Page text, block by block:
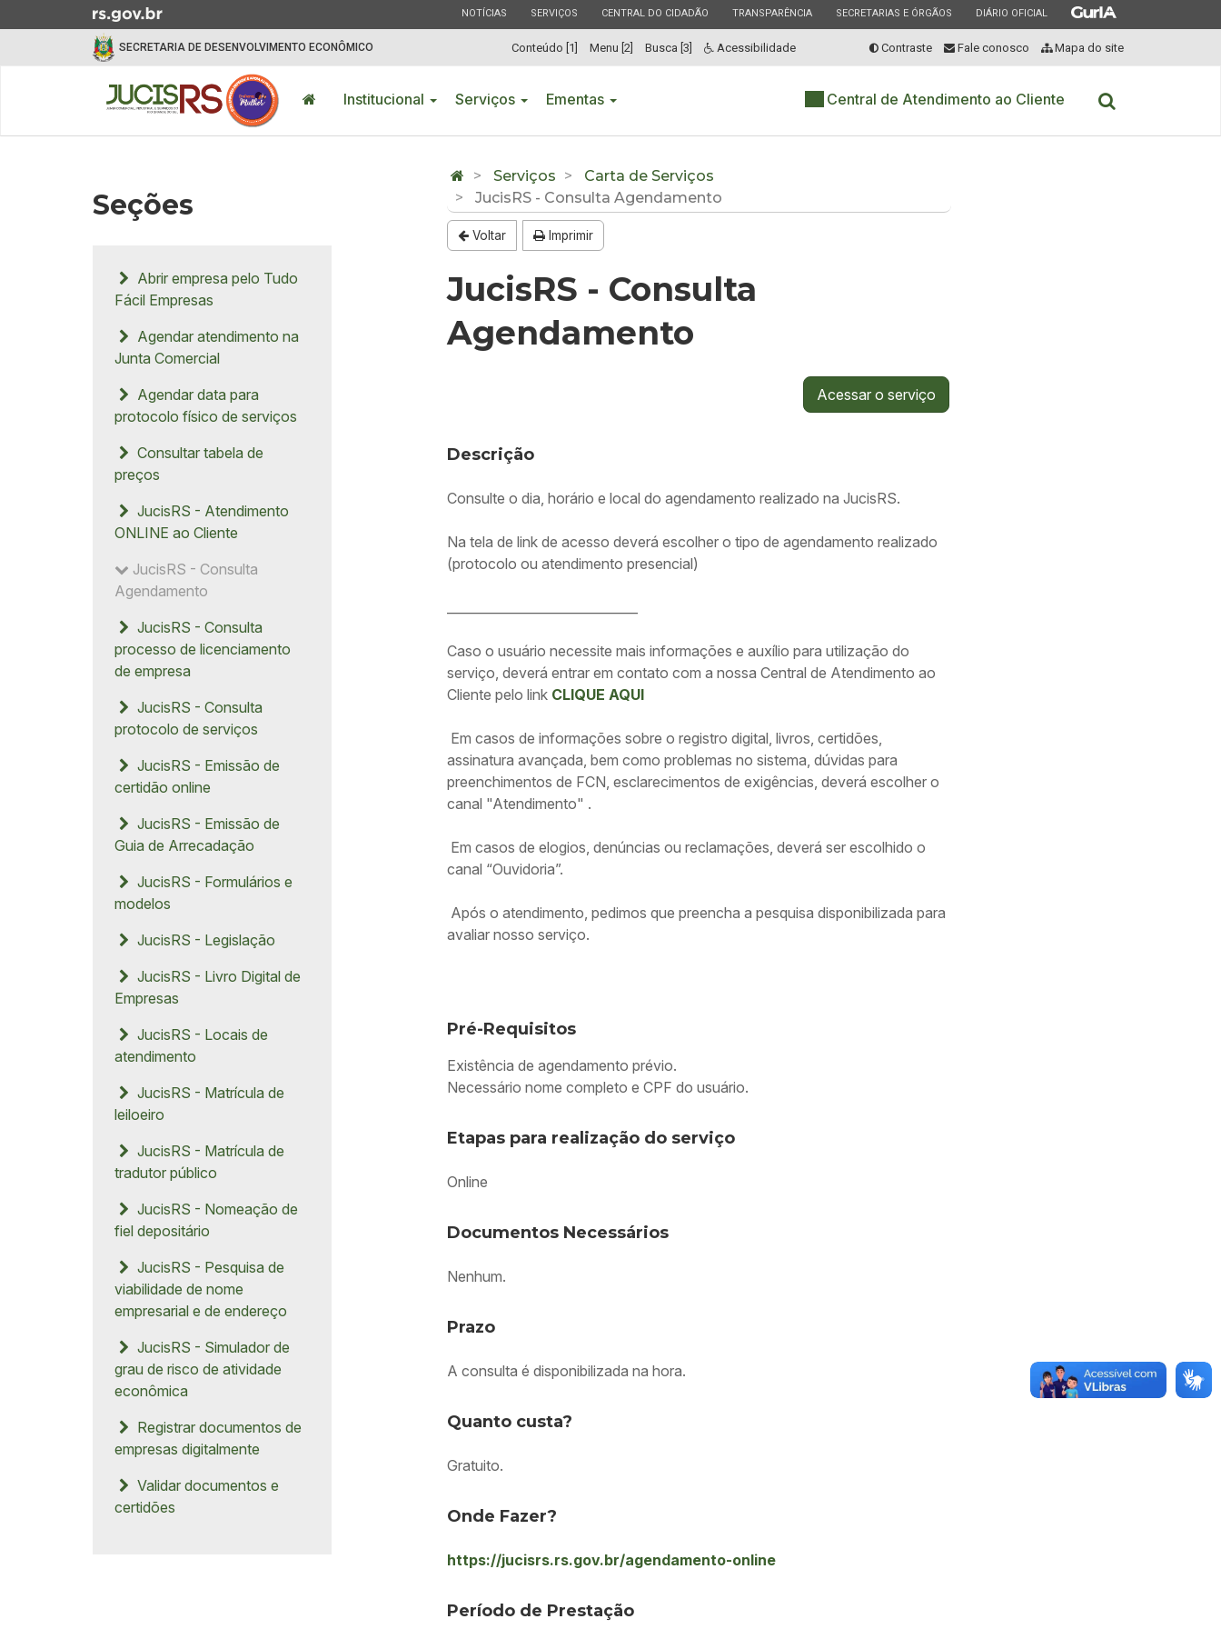
Ir para o conteúdoIr para o menu ESTADO
NOTÍCIAS ESTADO
SERVIÇOS ESTADO
CENTRAL DO CIDADÃO ESTADO
TRANSPARÊNCIA ESTADO
SECRETARIAS E ÓRGÃOS ESTADO
DIÁRIO OFICIAL ESTADO
SECRETARIA DE DESENVOLVIMENTO ECONÔMICO Conteúdo [1] Menu [2] Busca [3] Acessibilidade Contraste Fale conosco Mapa do site
Abrir a busca
Institucional
Serviços Ementas Central de Atendimento ao Cliente
Seções
Abrir empresa pelo Tudo
Fácil Empresas
Agendar atendimento na
Junta Comercial
Agendar data para
protocolo físico de serviços
Consultar tabela de
preços
JucisRS - Atendimento
ONLINE ao Cliente
JucisRS - Consulta
Agendamento
JucisRS - Consulta
processo de licenciamento
de empresa
JucisRS - Consulta
protocolo de serviços
JucisRS - Emissão de
certidão online
JucisRS - Emissão de
Guia de Arrecadação
JucisRS - Formulários e
modelos
JucisRS - Legislação
JucisRS - Livro Digital de
Empresas
JucisRS - Locais de
atendimento
JucisRS - Matrícula de
leiloeiro
JucisRS - Matrícula de
tradutor público
JucisRS - Nomeação de
fiel depositário
JucisRS - Pesquisa de
viabilidade de nome
empresarial e de endereço
JucisRS - Simulador de
grau de risco de atividade
econômica
Registrar documentos de
empresas digitalmente
Validar documentos e
certidões
Serviços
Carta de Serviços
JucisRS - Consulta Agendamento
Voltar Imprimir
JucisRS - Consulta
Agendamento
Acessar o serviço
Descrição
Consulte o dia, horário e local do agendamento realizado na JucisRS.
Na tela de link de acesso deverá escolher o tipo de agendamento realizado
(protocolo ou atendimento presencial)
Caso o usuário necessite mais informações e auxílio para utilização do
serviço, deverá entrar em contato com a nossa Central de Atendimento ao
Cliente pelo link CLIQUE AQUI
Em casos de informações sobre o registro digital, livros, certidões,
assinatura avançada, bem como problemas no sistema, dúvidas para
preenchimentos de FCN, esclarecimentos de exigências, deverá escolher o
canal "Atendimento" .
Em casos de elogios, denúncias ou reclamações, deverá ser escolhido o
canal “Ouvidoria”.
Após o atendimento, pedimos que preencha a pesquisa disponibilizada para
avaliar nosso serviço.
Pré-Requisitos
Existência de agendamento prévio.
Necessário nome completo e CPF do usuário.
Etapas para realização do serviço
Online
Documentos Necessários
Nenhum.
Prazo
A consulta é disponibilizada na hora.
Quanto custa?
Gratuito.
Onde Fazer?
https://jucisrs.rs.gov.br/agendamento-online
Período de Prestação